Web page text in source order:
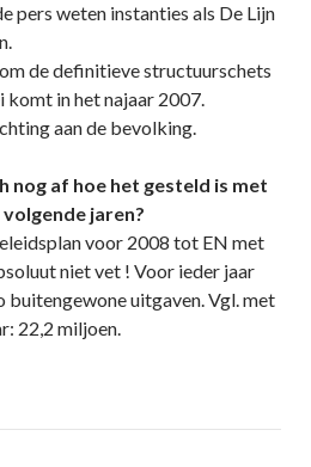
pers weten instanties als De Lijn
de definitieve structuurschets
in het najaar 2007.
aan de bevolking.
nog af hoe het gesteld is met
jaren?
voor 2008 tot EN met
niet vet ! Voor ieder jaar
buitengewone uitgaven. Vgl. met
22,2 miljoen.